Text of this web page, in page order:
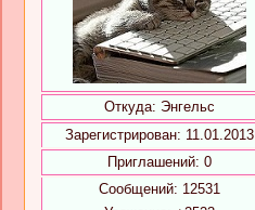
Откуда: Энгельс
Зарегистрирован: 11.01.2013
Приглашений: 0
Сообщений: 12531